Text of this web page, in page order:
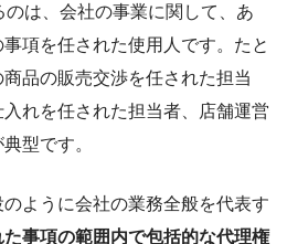
は、会社の事業に関して、あ
項を任された使用人です。たと
品の販売交渉を任された担当
れを任された担当者、店舗運営
型です。
ように会社の業務全般を代表す
た事項の範囲内で包括的な代理権